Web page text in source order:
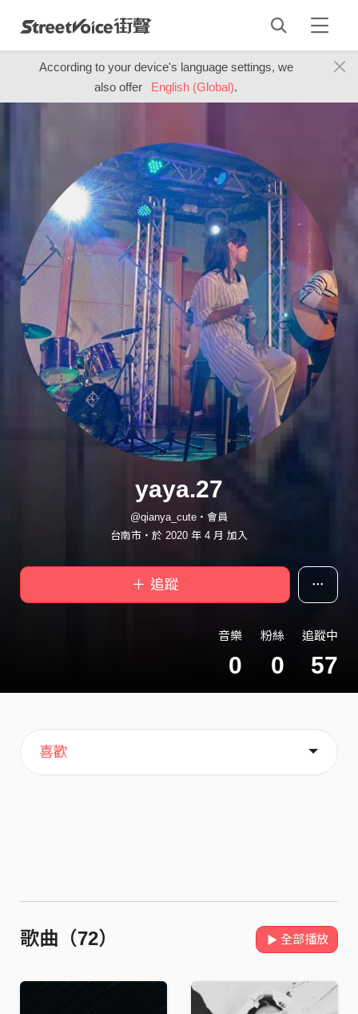
According to your device's language settings, we
also offer
English (Global).
yaya.27
@qianya_cute・會員
台南市・於 2020 年 4 月 加入
＋ 追蹤
音樂
0
粉絲
0
追蹤中
57
主頁
歌單
喜歡
關於
歌曲（72） 全部播放